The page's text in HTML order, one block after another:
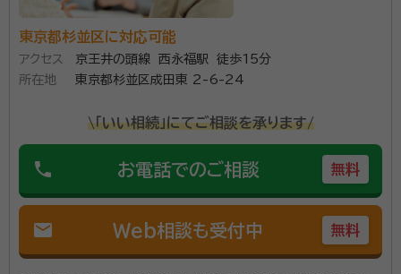
談ください。
所属団体： 東京都行政書士会
東京都杉並区に対応可能
アクセス
京王井の頭線 西永福駅 徒歩15分
所在地
東京都杉並区成田東 2-6-24
\「いい相続」にてご相談を承ります/
phone お電話でのご相談 無料
mail Web相談も受付中 無料